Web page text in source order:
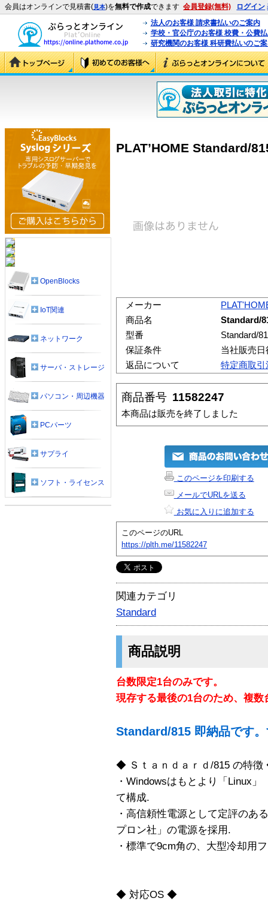
会員はオンラインで見積書(見本)を無料で作成できます 会員登録(無料) ログイン
法人のお客様 請求書払いのご案内
学校・官公庁のお客様 校費・公費
研究機関のお客様 科研費払いのご
PLAT’HOME Standard/
メーカー
商品名
Standard/
型番
Standard/
保証条件
当社販売
返品について
特定商取
商品番号 11582247
本商品は販売を終了しました
このページを印刷する
メールでURLを送る
お気に入りに追加する
このページのURL
https://plth.me/11582247
関連カテゴリ
Standard
商品説明
台数限定1台のみです。
現存する最後の1台のため、複
Standard/815 即納品です
◆ Ｓｔａｎｄａｒｄ/815 の特
・Windowsはもとより「Linux
て構成.
・高信頼性電源として定評のあ
プロン社」の電源を採用.
・標準で9cm角の、大型冷却用
◆ 対応OS ◆
OpenBlocks
IoT関連
ネットワーク
サーバ・ストレージ
パソコン・周辺機器
PCパーツ
サプライ
ソフト・ライセンス